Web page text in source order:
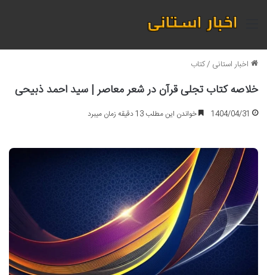
منو
اخبار استانی /کتاب
خلاصه کتاب تجلی قرآن در شعر معاصر | سید احمد ذبیحی
1404/04/31 خواندن این مطلب 13 دقیقه زمان میبرد